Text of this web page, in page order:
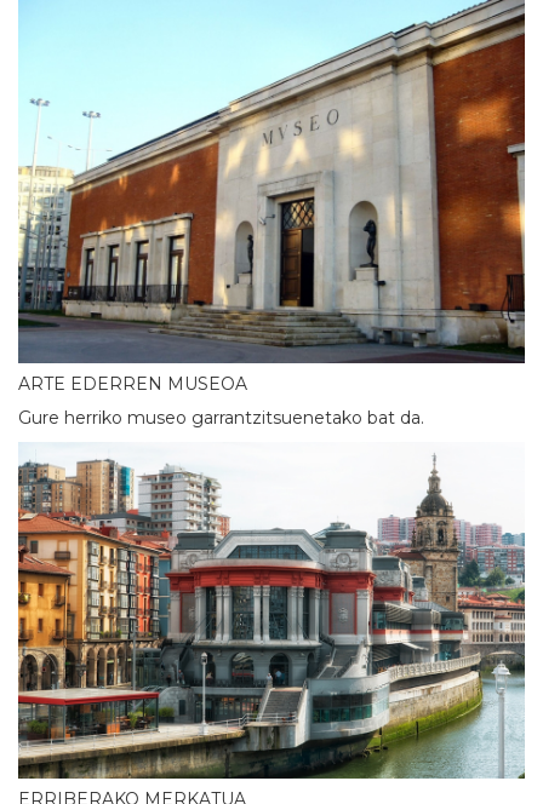
ARTE EDERREN MUSEOA
Gure herriko museo garrantzitsuenetako bat da.
ERRIBERAKO MERKATUA